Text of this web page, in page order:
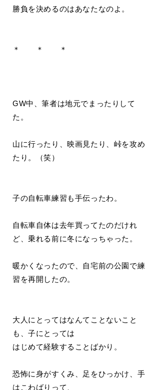
勝負を決めるのはあなたなのよ。
＊ ＊ ＊
GW中、筆者は地元でまったりして
た。
山に行ったり、映画見たり、峠を攻め
たり。（笑）
子の自転車練習も手伝ったわ。
自転車自体は去年買ってたのだけれ
ど、乗れる前に冬になっちゃった。
暖かくなったので、自宅前の公園で練
習を再開したの。
大人にとってはなんてことないこと
も、子にとっては
はじめて経験することばかり。
恐怖に身がすくみ、足をひっかけ、手
はこわばりって、